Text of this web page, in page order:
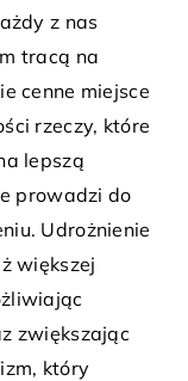
z nas
tracą na
cenne miejsce
rzeczy, które
lepszą
prowadzi do
Udrożnienie
większej
zwiększając
który